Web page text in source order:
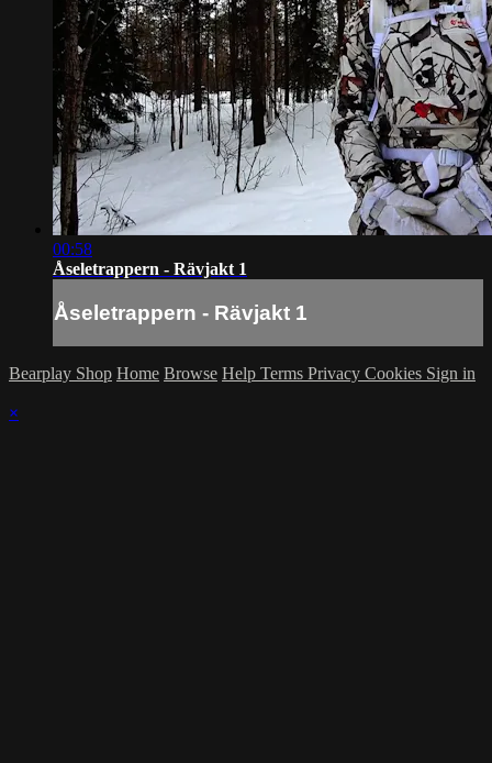
00:58
Åseletrappern - Rävjakt 1
Åseletrappern - Rävjakt 1
Bearplay Shop Home Browse Help Terms Privacy Cookies Sign in
×